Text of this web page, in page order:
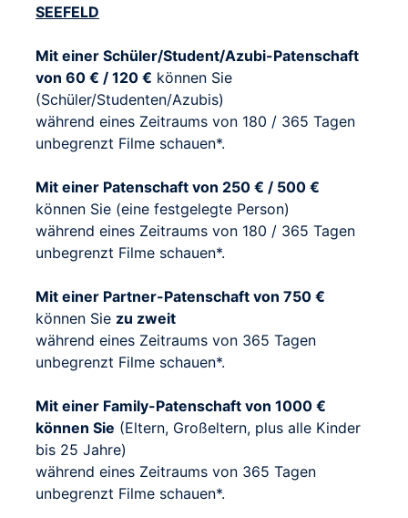
SEEFELD
Mit einer Schüler/Student/Azubi-Patenschaft
von 60 € / 120 € können Sie
(Schüler/Studenten/Azubis)
während eines Zeitraums von 180 / 365 Tagen
unbegrenzt Filme schauen*.
Mit einer Patenschaft von 250 € / 500 €
können Sie (eine festgelegte Person)
während eines Zeitraums von 180 / 365 Tagen
unbegrenzt Filme schauen*.
Mit einer Partner-Patenschaft von 750 €
können Sie zu zweit
während eines Zeitraums von 365 Tagen
unbegrenzt Filme schauen*.
Mit einer Family-Patenschaft von 1000 €
können Sie (Eltern, Großeltern, plus alle Kinder
bis 25 Jahre)
während eines Zeitraums von 365 Tagen
unbegrenzt Filme schauen*.